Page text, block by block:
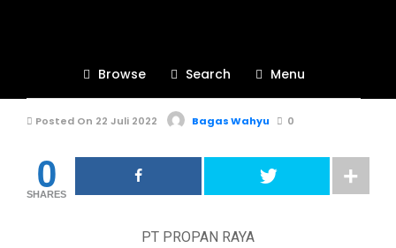
Browse Search Menu
PT PROPAN RAYA
Posted On 22 Juli 2022 Bagas Wahyu 0
0
SHARES
PT PROPAN RAYA